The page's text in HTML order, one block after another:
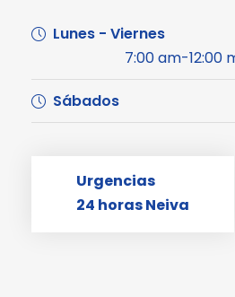
Lunes - Viernes
7:00 am-12:00
Sábados
Urgencias
24 horas Neiva